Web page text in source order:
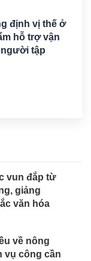
định vị thế ở
hỗ trợ vận
tập
vun đắp từ
giảng
văn hóa
về nông
vụ công cần